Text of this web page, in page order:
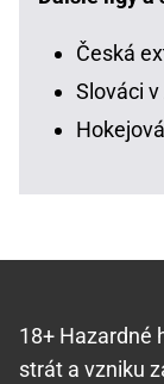
Česká
Slováci v
18+ Hazardné
strát a vzniku